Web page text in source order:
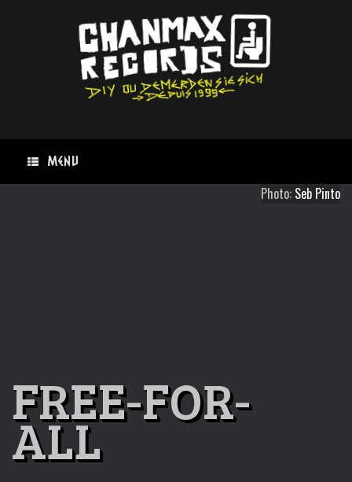
Menu
FREE-FOR-
ALL
Photo: Seb Pinto